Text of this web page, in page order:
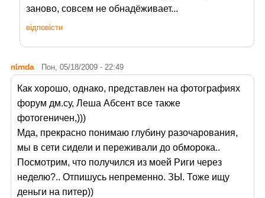
заново, совсем не обнадёживает...
відповісти
nlmda Пон, 05/18/2009 - 22:49
Как хорошо, однако, представлен на фотографиях
форум дм.су, Леша Абсент все также
фотогеничен,)))
Мда, прекрасно понимаю глубину разочарования,
мы в сети сидели и переживали до обморока..
Посмотрим, что получился из моей Риги через
неделю?.. Отпишусь непременно. ЗЫ. Тоже ищу
деньги на питер))